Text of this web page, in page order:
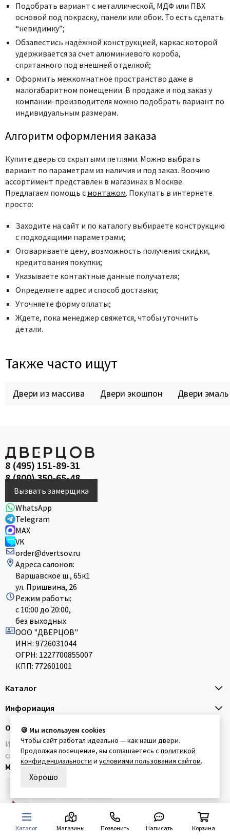
Подобрать вариант с металлической, МДФ или ПВХ
основой под покраску, панели или обои. То есть сделать
“невидимку”;
Обзавестись надёжной конструкцией, каркас которой
удерживается за счет алюминиевого короба,
спрятанного под внешней отделкой;
Оформить межкомнатное пространство даже в
малогабаритном помещении. В продаже и под заказ у
компании-производителя можно подобрать вариант по
индивидуальным размерам.
Алгоритм оформления заказа
Купите дверь со скрытыми петлями. Можно выбрать
вариант по параметрам из наличия и под заказ. Воочию
ассортимент представлен в магазинах в Москве.
Предлагаем помощь с монтажом. Покупать в интернете
просто:
Заходите на сайт и по каталогу выбираете конструкцию
с подходящими параметрами;
Оговариваете цену, возможность получения скидки,
кредитования покупки;
Указываете контактные данные получателя;
Определяете адрес и способ доставки;
Уточняете форму оплаты;
Ждете, пока менеджер свяжется, чтобы уточнить
детали.
Также часто ищут
Двери из массива Двери экошпон Двери эмаль
8 (495) 151-89-31
8 (800) 350-65-48
Вызвать замерщика
WhatsApp
Telegram
MAX
VK
order@dvertsov.ru
Адреса салонов:
Варшавское ш., 65к1
ул. Пришвина, 26
Режим работы:
с 10:00 до 20:00,
без выходных
ООО "ДВЕРЦОВ"
ИНН: 9726031044
ОГРН: 1227700855007
КПП: 772601001
Каталог
Информация
О компании
Интернет-магазин межкомнатных и входных дверей,
систем открывания и интерьерных перегородок.
Мы в социальных сетях
ДВЕРЦОВ® является
зарегистрированным
товарным знаком
Каталог Магазины Позвонить Написать Корзина
🍪 Мы используем cookies
Чтобы сайт работал идеально — как наши двери.
Продолжая посещение, вы соглашаетесь с политикой
конфиденциальности и условиями пользования сайтом.
Хорошо